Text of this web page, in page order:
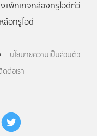
แพ็กเกจกล่องทรูไอดีทีวี
ลือทรูไอดี
นโยบายความเป็นส่วนตัว
ต่อเรา